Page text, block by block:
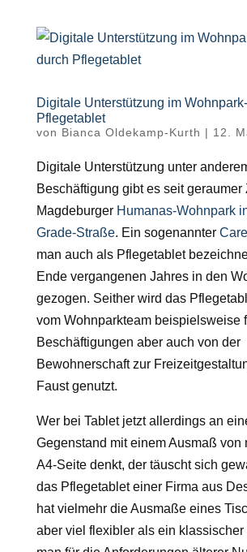
Digitale Unterstützung im
Pflegetablet
von Bianca Oldekamp-Kurth | 12.
Digitale Unterstützung unter
Beschäftigung gibt es seit geraumer
Magdeburger Humanas-Wohnpark
Grade-Straße. Ein sogenannter
man auch als Pflegetablet
Ende vergangenen Jahres in den
gezogen. Seither wird das
vom Wohnparkteam beispielsweise
Beschäftigungen aber auch von der
Bewohnerschaft zur
Faust genutzt.
Wer bei Tablet jetzt allerdings an
Gegenstand mit einem Ausmaß von
A4-Seite denkt, der täuscht sich
das Pflegetablet einer Firma aus
hat vielmehr die Ausmaße eines
aber viel flexibler als ein klassischer